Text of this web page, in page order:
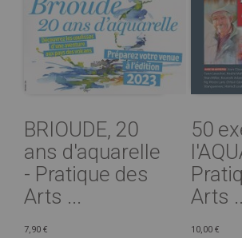
BRIOUDE, 20
ans d'aquarelle
- Pratique des
Arts ...
7,90 €
50
Arts
10,00 €